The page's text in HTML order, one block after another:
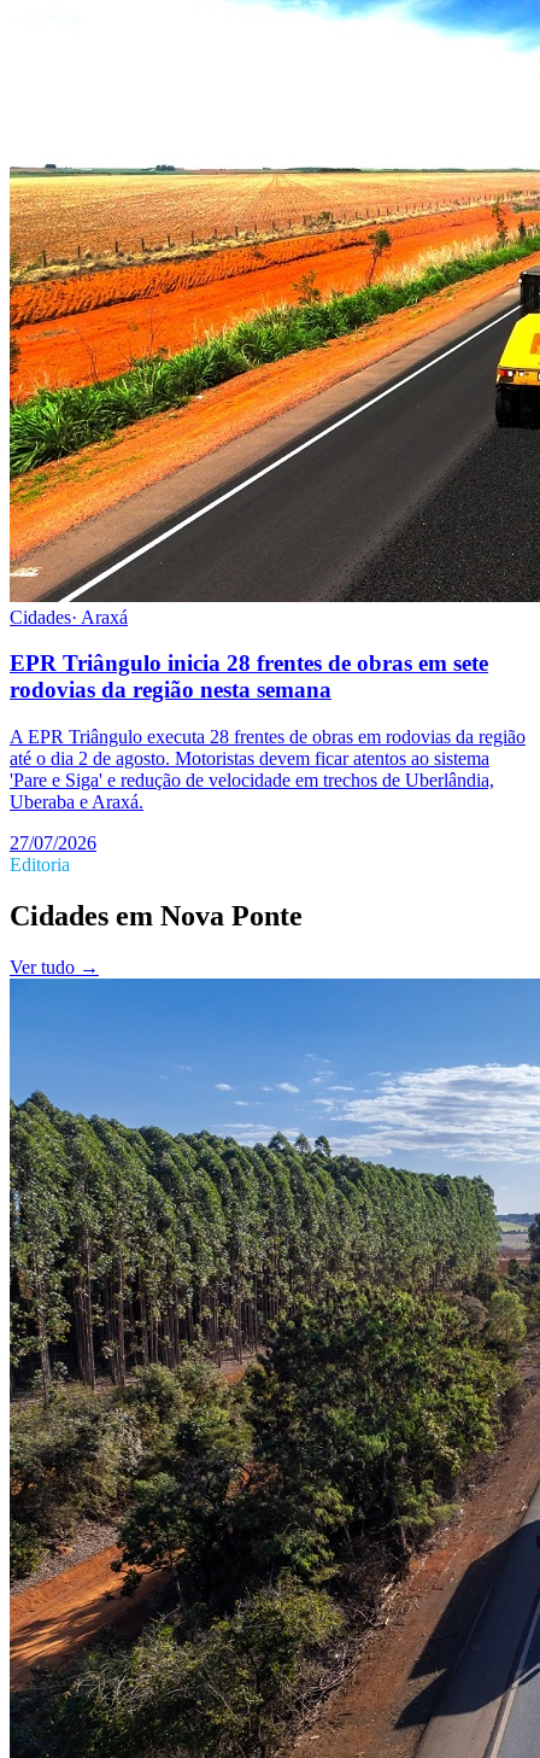
Cidades· Araxá
EPR Triângulo inicia 28 frentes de obras em sete
rodovias da região nesta semana
A EPR Triângulo executa 28 frentes de obras em rodovias da região
até o dia 2 de agosto. Motoristas devem ficar atentos ao sistema
'Pare e Siga' e redução de velocidade em trechos de Uberlândia,
Uberaba e Araxá.
27/07/2026
Editoria
Cidades em Nova Ponte
Ver tudo →